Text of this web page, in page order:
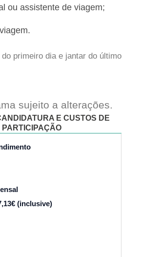
ou assistente de viagem;
primeiro dia e jantar do último
sujeito a alterações.
E CUSTOS DE
PARTICIPAÇÃO
(inclusive)